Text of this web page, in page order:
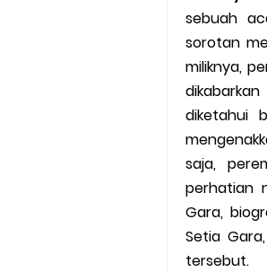
Cara
7 Cara
5 Versi
Cara
Cara
sebuah
sorotan
miliknya,
diketahui
saja,
perhatian
Gara,
Setia
tersebut.